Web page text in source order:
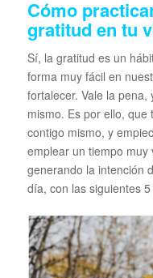
Cómo
gratitud en tu
Sí, la gratitud es un
forma muy fácil en
fortalecer. Vale la
mismo. Es por ello,
contigo mismo, y
emplear un tiempo
generando la intención
día, con las siguientes